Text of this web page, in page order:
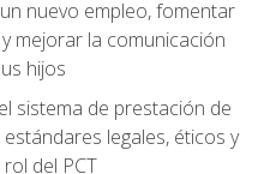
nuevo empleo, fomentar
mejorar la comunicación
hijos
sistema de prestación de
legales, éticos y
del PCT